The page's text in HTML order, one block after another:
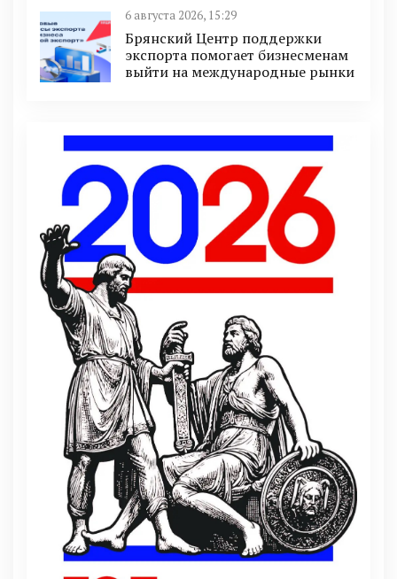
6 августа 2026, 15:29
Брянский Центр поддержки
экспорта помогает бизнесменам
выйти на международные рынки